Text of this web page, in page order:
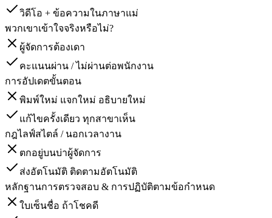
วิดีโอ + ข้อความในภาษาแม่
พวกเขาเข้าใจจริงหรือไม่?
ผู้จัดการต้องเดา
คะแนนผ่าน / ไม่ผ่านต่อพนักงาน
การอัปเดตขั้นตอน
พิมพ์ใหม่ แจกใหม่ อธิบายใหม่
แก้ไขครั้งเดียว ทุกสาขาเห็น
กฎไลฟ์สไตล์ / นอกเวลางาน
ตกอยู่บนบ่าผู้จัดการ
ส่งอัตโนมัติ ติดตามอัตโนมัติ
หลักฐานการตรวจสอบ & การปฏิบัติตามข้อกำหนด
ใบเซ็นชื่อ ถ้าโชคดี